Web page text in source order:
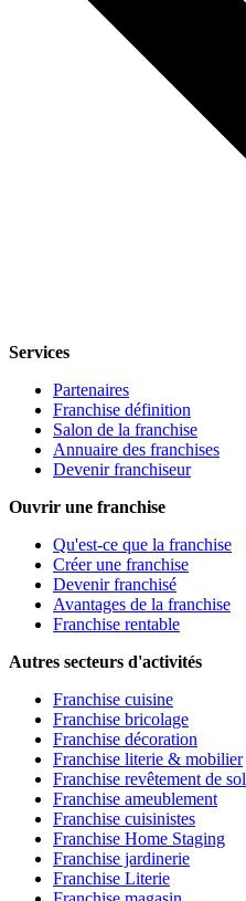
Services
Partenaires
Franchise définition
Salon de la franchise
Annuaire des franchises
Devenir franchiseur
Ouvrir une franchise
Qu'est-ce que la franchise
Créer une franchise
Devenir franchisé
Avantages de la franchise
Franchise rentable
Autres secteurs d'activités
Franchise cuisine
Franchise bricolage
Franchise décoration
Franchise literie & mobilier
Franchise revêtement de sol
Franchise ameublement
Franchise cuisinistes
Franchise Home Staging
Franchise jardinerie
Franchise Literie